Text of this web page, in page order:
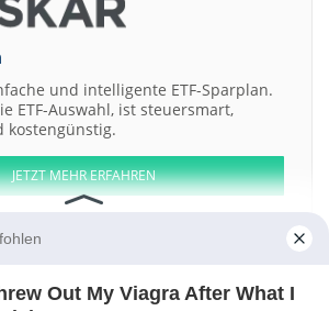
und intelligente ETF-Sparplan.
ETF-Auswahl, ist steuersmart,
kostengünstig.
JETZT MEHR ERFAHREN
50 Dow Jones NASDAQ 100 Nikkei 225
Out My Viagra After What I